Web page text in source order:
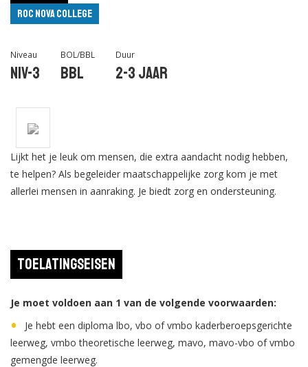
ROC Nova College
Niveau
Niv-3
BOL/BBL
BBL
Duur
2-3 jaar
Lijkt het je leuk om mensen, die extra aandacht nodig hebben,
te helpen? Als begeleider maatschappelijke zorg kom je met
allerlei mensen in aanraking. Je biedt zorg en ondersteuning.
Toelatingseisen
Je moet voldoen aan 1 van de volgende voorwaarden:
Je hebt een diploma lbo, vbo of vmbo kaderberoepsgerichte
leerweg, vmbo theoretische leerweg, mavo, mavo-vbo of vmbo
gemengde leerweg.